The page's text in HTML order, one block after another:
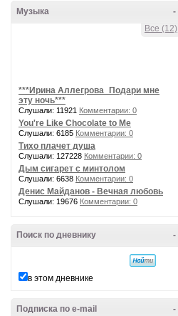
-
Музыка
Все (12)
***Ирина Аллегрова_Подари мне
эту ночь***
Слушали: 11921 Комментарии: 0
You're Like Chocolate to Me
Слушали: 6185 Комментарии: 0
Тихо плачет душа
Слушали: 127228 Комментарии: 0
Дым сигарет с минтолом
Слушали: 6638 Комментарии: 0
Денис Майданов - Вечная любовь
Слушали: 19676 Комментарии: 0
-
Поиск по дневнику
в этом дневнике
-
Подписка по e-mail